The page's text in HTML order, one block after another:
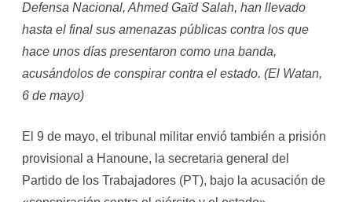
Defensa Nacional, Ahmed Gaïd Salah, han llevado
hasta el final sus amenazas públicas contra los que
hace unos días presentaron como una banda,
acusándolos de conspirar contra el estado. (El Watan,
6 de mayo)
El 9 de mayo, el tribunal militar envió también a prisión
provisional a Hanoune, la secretaria general del
Partido de los Trabajadores (PT), bajo la acusación de